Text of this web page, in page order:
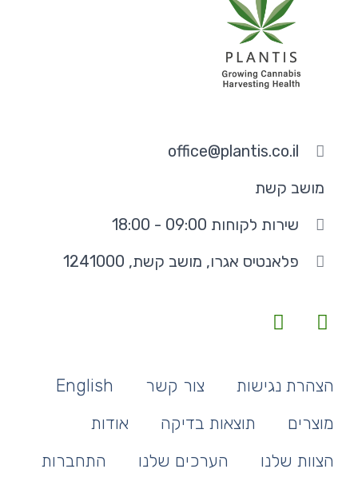
office@plantis.co.il
מושב קשת
שירות לקוחות 09:00 - 18:00
פלאנטיס אגרו, מושב קשת, 1241000
הצהרת נגישות צור קשר
English
מוצרים
תוצאות בדיקה
אודות
הצוות שלנו
הערכים שלנו
התחברות